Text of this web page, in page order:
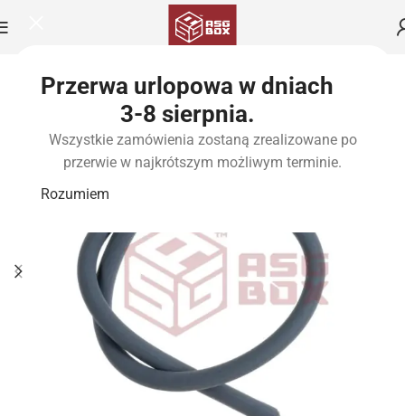
Przerwa urlopowa w dniach
3-8 sierpnia.
Wszystkie zamówienia zostaną zrealizowane po
przerwie w najkrótszym możliwym terminie.
Rozumiem